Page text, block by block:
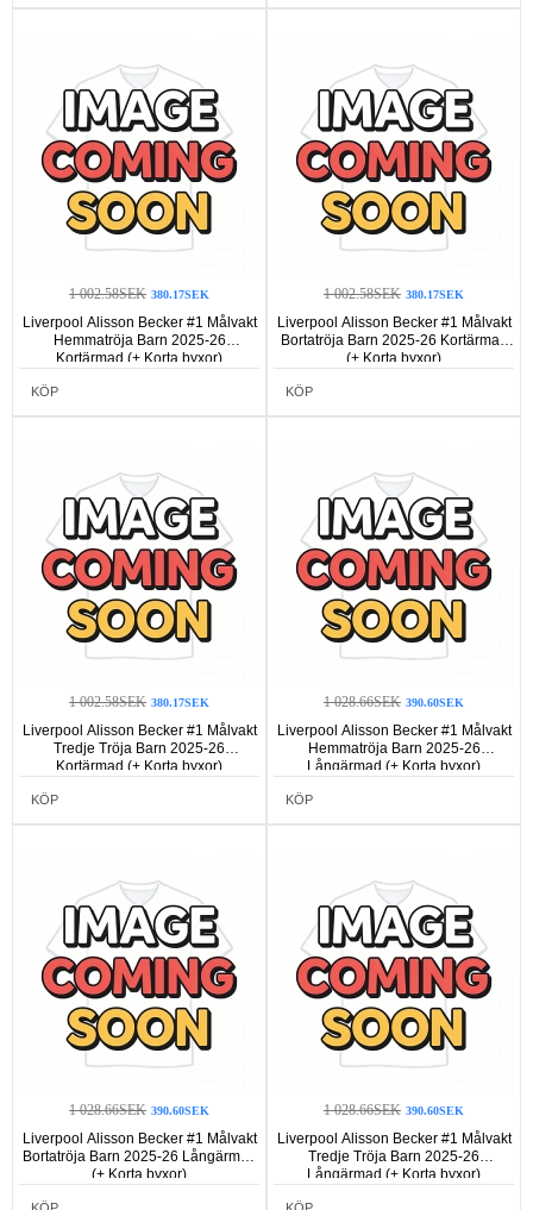
1 002.58SEK 380.17SEK
Liverpool Alisson Becker #1 Målvakt
Hemmatröja Barn 2025-26
Kortärmad (+ Korta byxor)
KÖP
1 002.58SEK 380.17SEK
Liverpool Alisson Becker #1 Målvakt
Bortatröja Barn 2025-26 Kortärmad
(+ Korta byxor)
KÖP
1 002.58SEK 380.17SEK
Liverpool Alisson Becker #1 Målvakt
Tredje Tröja Barn 2025-26
Kortärmad (+ Korta byxor)
KÖP
1 028.66SEK 390.60SEK
Liverpool Alisson Becker #1 Målvakt
Hemmatröja Barn 2025-26
Långärmad (+ Korta byxor)
KÖP
1 028.66SEK 390.60SEK
Liverpool Alisson Becker #1 Målvakt
Bortatröja Barn 2025-26 Långärmad
(+ Korta byxor)
1 028.66SEK 390.60SEK
Liverpool Alisson Becker #1 Målvakt
Tredje Tröja Barn 2025-26
Långärmad (+ Korta byxor)